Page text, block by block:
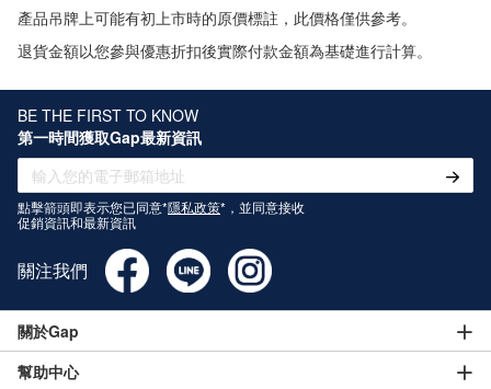
產品吊牌上可能有初上市時的原價標註，此價格僅供參考。
退貨金額以您參與優惠折扣後實際付款金額為基礎進行計算。
BE THE FIRST TO KNOW
第一時間獲取Gap最新資訊
點擊箭頭即表示您已同意*隱私政策*，並同意接收
促銷資訊和最新資訊
關注我們
關於Gap
幫助中心